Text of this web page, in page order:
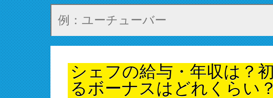
シェフの給与・年収は？
るボーナスはどれくらい？